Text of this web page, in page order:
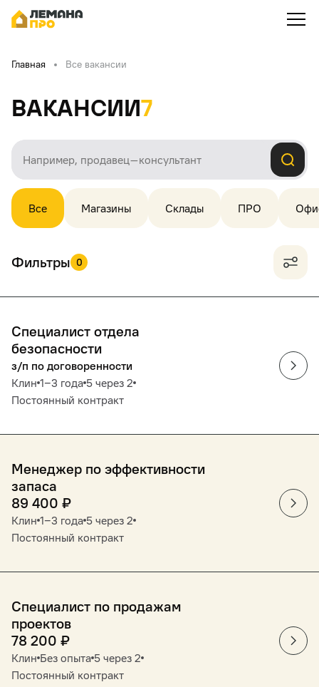
Главная Все вакансии
Вакансии7
Все Магазины Склады ПРО
Фильтры 0
Специалист отдела
безопасности
з/п по договоренности
Клин 1‒3 года 5 через 2
Постоянный контракт
Менеджер по эффективности
запаса
89 400 ₽
Клин 1‒3 года 5 через 2
Постоянный контракт
Cпециалист по продажам
проектов
78 200 ₽
Клин Без опыта 5 через 2
Постоянный контракт